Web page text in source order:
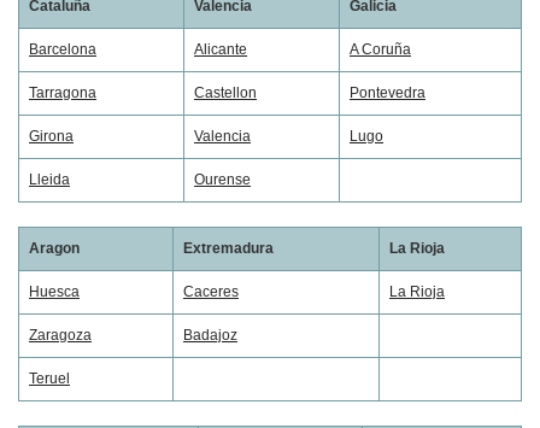
Cataluña Valencia Galicia
Barcelona Alicante A Coruña
Tarragona Castellon Pontevedra
Girona Valencia Lugo
Lleida Ourense
Aragon Extremadura La Rioja
Huesca Caceres La Rioja
Zaragoza Badajoz
Teruel